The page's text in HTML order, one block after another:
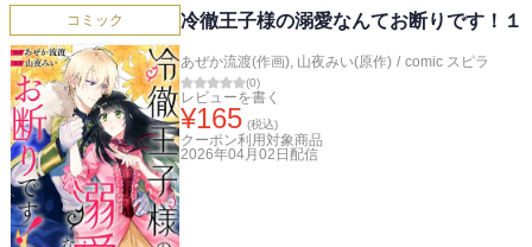
コミック 冷徹王子様の溺愛なんてお断りです！１
あぜか流渡(作画), 山夜みい(原作) / comic スピラ
(0)
レビューを書く
¥165 (税込)
クーポン利用対象商品
2026年04月02日 配信